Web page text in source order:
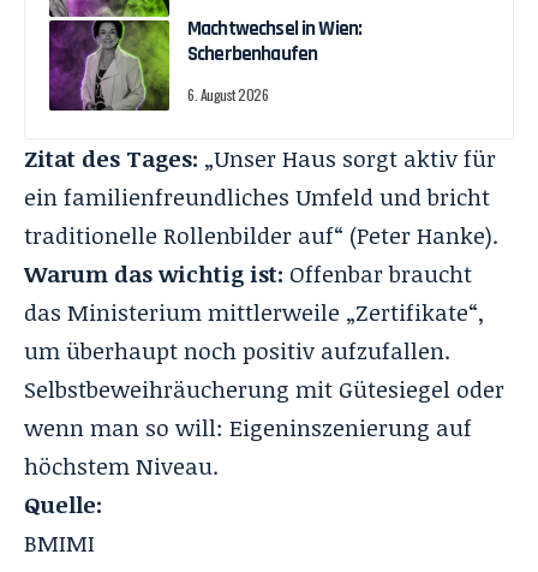
Machtwechsel in Wien:
Scherbenhaufen
6. August 2026
Zitat des Tages: „Unser Haus sorgt aktiv für
ein familienfreundliches Umfeld und bricht
traditionelle Rollenbilder auf“ (Peter Hanke).
Warum das wichtig ist: Offenbar braucht
das Ministerium mittlerweile „Zertifikate“,
um überhaupt noch positiv aufzufallen.
Selbstbeweihräucherung mit Gütesiegel oder
wenn man so will: Eigeninszenierung auf
höchstem Niveau.
Quelle:
BMIMI